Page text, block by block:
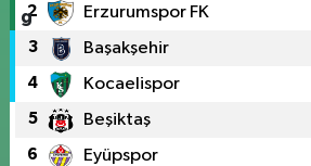
2 Erzurumspor FK
3 Başakşehir
4 Kocaelispor
5 Beşiktaş
6 Eyüpspor